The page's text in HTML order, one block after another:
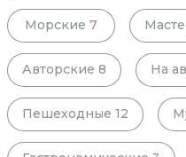
Морские 7
Авторские 8 На
Пешеходные 12